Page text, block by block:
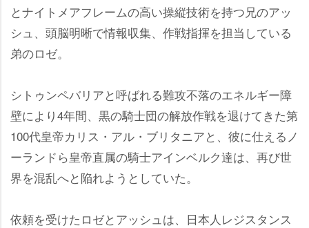
とナイトメアフレームの高い操縦技術を持つ兄のアッ
シュ、頭脳明晰で情報収集、作戦指揮を担当している
弟のロゼ。
シトゥンペバリアと呼ばれる難攻不落のエネルギー障
壁により4年間、黒の騎士団の解放作戦を退けてきた第
100代皇帝カリス・アル・ブリタニアと、彼に仕えるノ
ーランドら皇帝直属の騎士アインベルク達は、再び世
界を混乱へと陥れようとしていた。
依頼を受けたロゼとアッシュは、日本人レジスタンス